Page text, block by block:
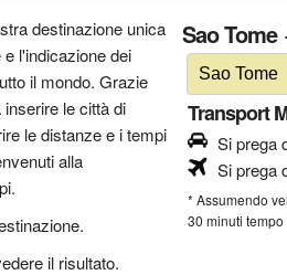
destinazione unica
l'indicazione dei
il mondo. Grazie
le città di
le distanze e i tempi
alla
il risultato.
Transport
Si prega
Si prega
* Assumendo
30 minuti tempo